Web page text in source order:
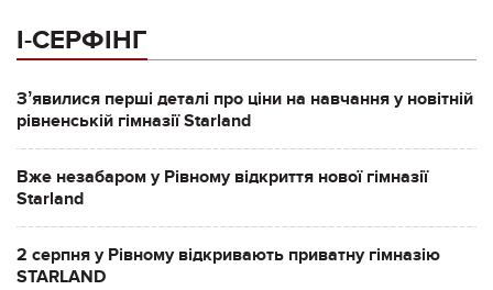
І-СЕРФІНГ
Зʼявилися перші деталі про ціни на навчання у новітній
рівненській гімназії Starland
Вже незабаром у Рівному відкриття нової гімназії
Starland
2 серпня у Рівному відкривають приватну гімназію
STARLAND